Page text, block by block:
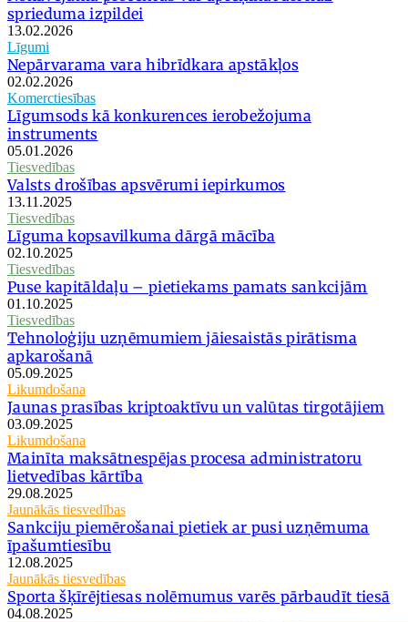
sprieduma izpildei
13.02.2026
Līgumi
Nepārvarama vara hibrīdkara apstākļos
02.02.2026
Komerctiesības
Līgumsods kā konkurences ierobežojuma
instruments
05.01.2026
Tiesvedības
Valsts drošības apsvērumi iepirkumos
13.11.2025
Tiesvedības
Līguma kopsavilkuma dārgā mācība
02.10.2025
Tiesvedības
Puse kapitāldaļu – pietiekams pamats sankcijām
01.10.2025
Tiesvedības
Tehnoloģiju uzņēmumiem jāiesaistās pirātisma
apkarošanā
05.09.2025
Likumdošana
Jaunas prasības kriptoaktīvu un valūtas tirgotājiem
03.09.2025
Likumdošana
Mainīta maksātnespējas procesa administratoru
lietvedības kārtība
29.08.2025
Jaunākās tiesvedības
Sankciju piemērošanai pietiek ar pusi uzņēmuma
īpašumtiesību
12.08.2025
Jaunākās tiesvedības
Sporta šķīrējtiesas nolēmumus varēs pārbaudīt tiesā
04.08.2025